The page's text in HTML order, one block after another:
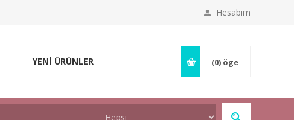
Hesabım
YENİ ÜRÜNLER (0) öge